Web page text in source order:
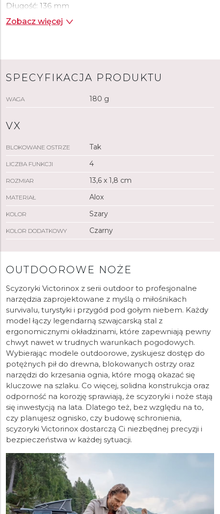
Długość: 136 mm
Szerokość:
40 mm
Waga:180 g
Blokowane ostrze:Tak
Liczba cech:
Kolor:Niebieski
Zobacz więcej
SPECYFIKACJA PRODUKTU
WAGA 180 g
VX
BLOKOWANE OSTRZE Tak
LICZBA FUNKCJI 4
ROZMIAR 13,6 x 1,8 cm
MATERIAŁ Alox
KOLOR Szary
KOLOR DODATKOWY Czarny
OUTDOOROWE NOŻE
Scyzoryki Victorinox z serii outdoor to profesjonalne
narzędzia zaprojektowane z myślą o miłośnikach
survivalu, turystyki i przygód pod gołym niebem. Każdy
model łączy legendarną szwajcarską stal z
ergonomicznymi okładzinami, które zapewniają pewny
chwyt nawet w trudnych warunkach pogodowych.
Wybierając modele outdoorowe, zyskujesz dostęp do
potężnych pił do drewna, blokowanych ostrzy oraz
narzędzi do krzesania ognia, które mogą okazać się
kluczowe na szlaku. Co więcej, solidna konstrukcja oraz
odporność na korozję sprawiają, że scyzoryki i noże stają
się inwestycją na lata. Dlatego też, bez względu na to,
czy planujesz ognisko, czy budowę schronienia,
scyzoryki Victorinox dostarczą Ci niezbędnej precyzji i
bezpieczeństwa w każdej sytuacji.